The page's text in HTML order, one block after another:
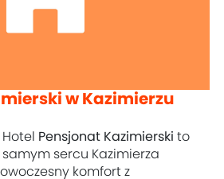
w Kazimierzu
Pensjonat Kazimierski to
sercu Kazimierza
komfort z